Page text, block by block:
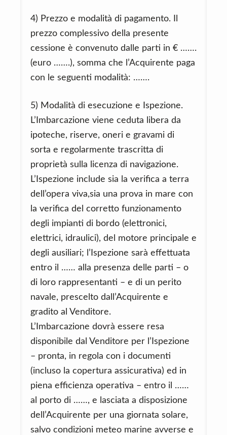
4) Prezzo e modalità di pagamento. Il
prezzo complessivo della presente
cessione è convenuto dalle parti in € …….
(euro …….), somma che l’Acquirente paga
con le seguenti modalità: …….
5) Modalità di esecuzione e Ispezione.
L’Imbarcazione viene ceduta libera da
ipoteche, riserve, oneri e gravami di
sorta e regolarmente trascritta di
proprietà sulla licenza di navigazione.
L’Ispezione include sia la verifica a terra
dell’opera viva,sia una prova in mare con
la verifica del corretto funzionamento
degli impianti di bordo (elettronici,
elettrici, idraulici), del motore principale e
degli ausiliari; l’Ispezione sarà effettuata
entro il …… alla presenza delle parti – o
di loro rappresentanti – e di un perito
navale, prescelto dall’Acquirente e
gradito al Venditore.
L’Imbarcazione dovrà essere resa
disponibile dal Venditore per l’Ispezione
– pronta, in regola con i documenti
(incluso la copertura assicurativa) ed in
piena efficienza operativa – entro il ……
al porto di ……, e lasciata a disposizione
dell’Acquirente per una giornata solare,
salvo condizioni meteo marine avverse e